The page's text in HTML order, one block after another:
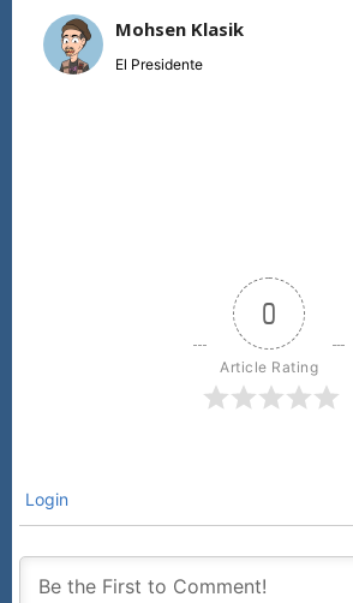
Mohsen Klasik
El Presidente
0
Article Rating
Login